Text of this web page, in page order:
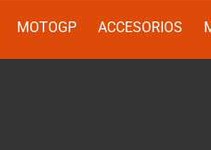
MOTOGP ACCESORIOS